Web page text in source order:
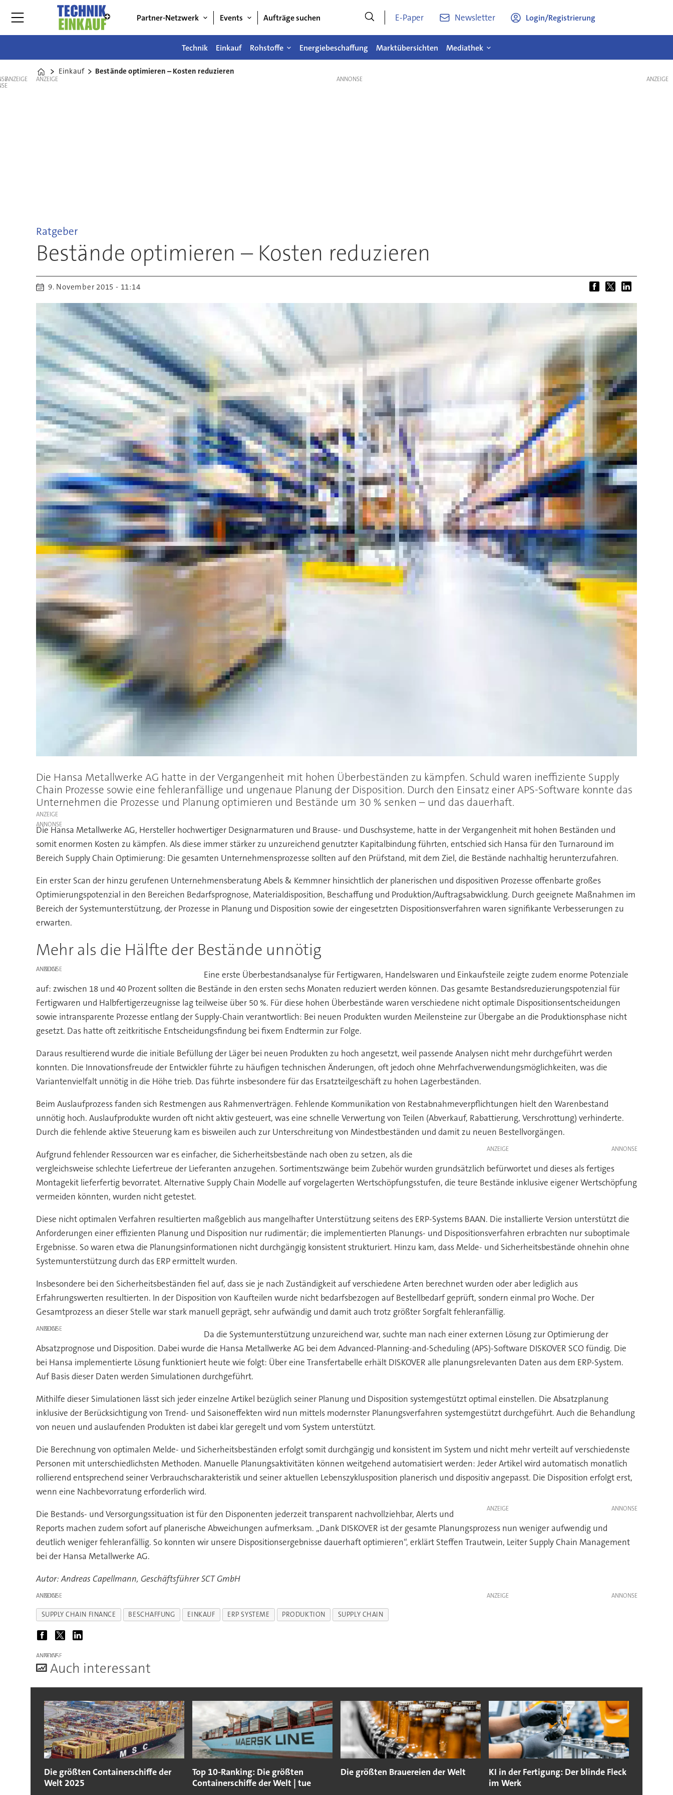
Partner-Netzwerk Events Aufträge suchen E-Paper Newsletter Login/Registrierung
Technik Einkauf Rohstoffe Energiebeschaffung Marktübersichten Mediathek
Home
Einkauf Bestände optimieren – Kosten reduzieren
ANZEIGE ANZEIGE
Ratgeber
Bestände optimieren – Kosten reduzieren
9. November 2015 - 11:14
Die Hansa Metallwerke AG hatte in der Vergangenheit mit hohen Überbeständen zu kämpfen. Schuld waren ineffiziente Supply
Chain Prozesse sowie eine fehleranfällige und ungenaue Planung der Disposition. Durch den Einsatz einer APS-Software konnte das
Unternehmen die Prozesse und Planung optimieren und Bestände um 30 % senken – und das dauerhaft.
ANZEIGE
Die Hansa Metallwerke AG, Hersteller hochwertiger Designarmaturen und Brause- und Duschsysteme, hatte in der Vergangenheit mit hohen Beständen und
somit enormen Kosten zu kämpfen. Als diese immer stärker zu unzureichend genutzter Kapitalbindung führten, entschied sich Hansa für den Turnaround im
Bereich Supply Chain Optimierung: Die gesamten Unternehmensprozesse sollten auf den Prüfstand, mit dem Ziel, die Bestände nachhaltig herunterzufahren.
Ein erster Scan der hinzu gerufenen Unternehmensberatung Abels & Kemmner hinsichtlich der planerischen und dispositiven Prozesse offenbarte großes
Optimierungspotenzial in den Bereichen Bedarfsprognose, Materialdisposition, Beschaffung und Produktion/Auftragsabwicklung. Durch geeignete Maßnahmen im
Bereich der Systemunterstützung, der Prozesse in Planung und Disposition sowie der eingesetzten Dispositionsverfahren waren signifikante Verbesserungen zu
erwarten.
Mehr als die Hälfte der Bestände unnötig
ANZEIGE
Eine erste Überbestandsanalyse für Fertigwaren, Handelswaren und Einkaufsteile zeigte zudem enorme Potenziale
auf: zwischen 18 und 40 Prozent sollten die Bestände in den ersten sechs Monaten reduziert werden können. Das gesamte Bestandsreduzierungspotenzial für
Fertigwaren und Halbfertigerzeugnisse lag teilweise über 50 %. Für diese hohen Überbestände waren verschiedene nicht optimale Dispositionsentscheidungen
sowie intransparente Prozesse entlang der Supply-Chain verantwortlich: Bei neuen Produkten wurden Meilensteine zur Übergabe an die Produktionsphase nicht
gesetzt. Das hatte oft zeitkritische Entscheidungsfindung bei fixem Endtermin zur Folge.
Daraus resultierend wurde die initiale Befüllung der Läger bei neuen Produkten zu hoch angesetzt, weil passende Analysen nicht mehr durchgeführt werden
konnten. Die Innovationsfreude der Entwickler führte zu häufigen technischen Änderungen, oft jedoch ohne Mehrfachverwendungsmöglichkeiten, was die
Variantenvielfalt unnötig in die Höhe trieb. Das führte insbesondere für das Ersatzteilgeschäft zu hohen Lagerbeständen.
Beim Auslaufprozess fanden sich Restmengen aus Rahmenverträgen. Fehlende Kommunikation von Restabnahmeverpflichtungen hielt den Warenbestand
unnötig hoch. Auslaufprodukte wurden oft nicht aktiv gesteuert, was eine schnelle Verwertung von Teilen (Abverkauf, Rabattierung, Verschrottung) verhinderte.
Durch die fehlende aktive Steuerung kam es bisweilen auch zur Unterschreitung von Mindestbeständen und damit zu neuen Bestellvorgängen.
ANZEIGE
Aufgrund fehlender Ressourcen war es einfacher, die Sicherheitsbestände nach oben zu setzen, als die
vergleichsweise schlechte Liefertreue der Lieferanten anzugehen. Sortimentszwänge beim Zubehör wurden grundsätzlich befürwortet und dieses als fertiges
Montagekit lieferfertig bevorratet. Alternative Supply Chain Modelle auf vorgelagerten Wertschöpfungsstufen, die teure Bestände inklusive eigener Wertschöpfung
vermeiden könnten, wurden nicht getestet.
Diese nicht optimalen Verfahren resultierten maßgeblich aus mangelhafter Unterstützung seitens des ERP-Systems BAAN. Die installierte Version unterstützt die
Anforderungen einer effizienten Planung und Disposition nur rudimentär; die implementierten Planungs- und Dispositionsverfahren erbrachten nur suboptimale
Ergebnisse. So waren etwa die Planungsinformationen nicht durchgängig konsistent strukturiert. Hinzu kam, dass Melde- und Sicherheitsbestände ohnehin ohne
Systemunterstützung durch das ERP ermittelt wurden.
Insbesondere bei den Sicherheitsbeständen fiel auf, dass sie je nach Zuständigkeit auf verschiedene Arten berechnet wurden oder aber lediglich aus
Erfahrungswerten resultierten. In der Disposition von Kaufteilen wurde nicht bedarfsbezogen auf Bestellbedarf geprüft, sondern einmal pro Woche. Der
Gesamtprozess an dieser Stelle war stark manuell geprägt, sehr aufwändig und damit auch trotz größter Sorgfalt fehleranfällig.
ANZEIGE
Da die Systemunterstützung unzureichend war, suchte man nach einer externen Lösung zur Optimierung der
Absatzprognose und Disposition. Dabei wurde die Hansa Metallwerke AG bei dem Advanced-Planning-and-Scheduling (APS)-Software DISKOVER SCO fündig. Die
bei Hansa implementierte Lösung funktioniert heute wie folgt: Über eine Transfertabelle erhält DISKOVER alle planungsrelevanten Daten aus dem ERP-System.
Auf Basis dieser Daten werden Simulationen durchgeführt.
Mithilfe dieser Simulationen lässt sich jeder einzelne Artikel bezüglich seiner Planung und Disposition systemgestützt optimal einstellen. Die Absatzplanung
inklusive der Berücksichtigung von Trend- und Saisoneffekten wird nun mittels modernster Planungsverfahren systemgestützt durchgeführt. Auch die Behandlung
von neuen und auslaufenden Produkten ist dabei klar geregelt und vom System unterstützt.
Die Berechnung von optimalen Melde- und Sicherheitsbeständen erfolgt somit durchgängig und konsistent im System und nicht mehr verteilt auf verschiedenste
Personen mit unterschiedlichsten Methoden. Manuelle Planungsaktivitäten können weitgehend automatisiert werden: Jeder Artikel wird automatisch monatlich
rollierend entsprechend seiner Verbrauchscharakteristik und seiner aktuellen Lebenszyklusposition planerisch und dispositiv angepasst. Die Disposition erfolgt erst,
wenn eine Nachbevorratung erforderlich wird.
ANZEIGE
Die Bestands- und Versorgungssituation ist für den Disponenten jederzeit transparent nachvollziehbar, Alerts und
Reports machen zudem sofort auf planerische Abweichungen aufmerksam. „Dank DISKOVER ist der gesamte Planungsprozess nun weniger aufwendig und
deutlich weniger fehleranfällig. So konnten wir unsere Dispositionsergebnisse dauerhaft optimieren“, erklärt Steffen Trautwein, Leiter Supply Chain Management
bei der Hansa Metallwerke AG.
Autor: Andreas Capellmann, Geschäftsführer SCT GmbH
ANZEIGE ANZEIGE
SUPPLY CHAIN FINANCE BESCHAFFUNG EINKAUF ERP SYSTEME PRODUKTION SUPPLY CHAIN
ANZEIGE
Auch interessant
Die größten Containerschiffe der
Welt 2025
Top 10-Ranking: Die größten
Containerschiffe der Welt | tue
Die größten Brauereien der Welt
KI in der Fertigung: Der blinde Fleck
im Werk
ANZEIGE